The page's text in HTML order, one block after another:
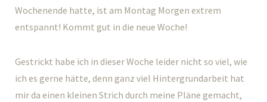
Wochenende hatte, ist am Montag Morgen extrem
entspannt! Kommt gut in die neue Woche!
Gestrickt habe ich in dieser Woche leider nicht so viel, wie
ich es gerne hätte, denn ganz viel Hintergrundarbeit hat
mir da einen kleinen Strich durch meine Pläne gemacht,